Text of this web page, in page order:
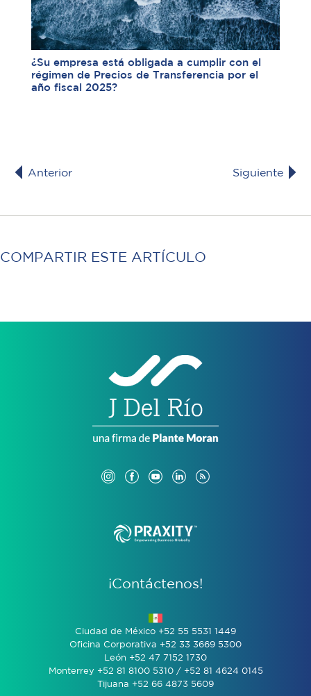
¿Su empresa está obligada a cumplir con el
régimen de Precios de Transferencia por el
año fiscal 2025?
Anterior Siguiente
COMPARTIR ESTE ARTÍCULO
¡Contáctenos!
Ciudad de México +52 55 5531 1449
Oficina Corporativa +52 33 3669 5300
León +52 47 7152 1730
Monterrey +52 81 8100 5310 / +52 81 4624 0145
Tijuana +52 66 4873 5609